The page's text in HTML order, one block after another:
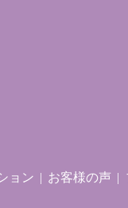
ョン お客様の声